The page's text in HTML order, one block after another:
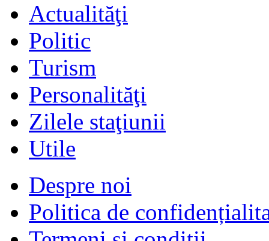
Actualităţi
Politic
Turism
Personalităţi
Zilele staţiunii
Utile
Despre noi
Politica de